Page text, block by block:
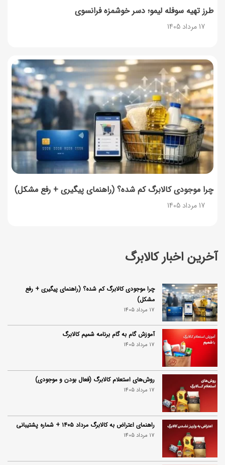
آخرین اخبار کالابرگ
چرا موجودی کالابرگ کم شده؟ (راهنمای پیگیری + رفع
مشکل)
17 مرداد 1405
آموزش گام به گام برنامه شمیم کالابرگ
17 مرداد 1405
روش‌های استعلام کالابرگ (فعال بودن و موجودی)
17 مرداد 1405
راهنمای اعتراض به کالابرگ مرداد ۱۴۰۵ + شماره پشتیبانی
17 مرداد 1405
طرز تهیه سوفله لیمو؛ دسر خوشمزه فرانسوی
17 مرداد 1405
چرا موجودی کالابرگ کم شده؟ (راهنمای پیگیری + رفع مشکل)
17 مرداد 1405